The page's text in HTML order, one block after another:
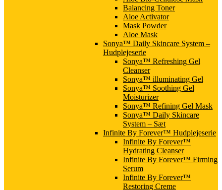
Balancing Toner
Aloe Activator
Mask Powder
Aloe Mask
Sonya™ Daily Skincare System –
Hudplejeserie
Sonya™ Refreshing Gel
Cleanser
Sonya™ illuminating Gel
Sonya™ Soothing Gel
Moisturizer
Sonya™ Refining Gel Mask
Sonya™ Daily Skincare
System – Sæt
Infinite By Forever™ Hudplejeserie
Infinite By Forever™
Hydrating Cleanser
Infinite By Forever™ Firming
Serum
Infinite By Forever™
Restoring Creme